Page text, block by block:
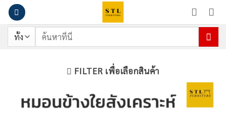
ข้าม
เนื้อหา
ค้นหา:
FILTER เพื่อเลือกสินค้า